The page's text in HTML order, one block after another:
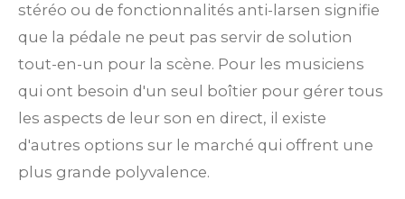
stéréo ou de fonctionnalités anti-larsen signifie
que la pédale ne peut pas servir de solution
tout-en-un pour la scène. Pour les musiciens
qui ont besoin d'un seul boîtier pour gérer tous
les aspects de leur son en direct, il existe
d'autres options sur le marché qui offrent une
plus grande polyvalence.